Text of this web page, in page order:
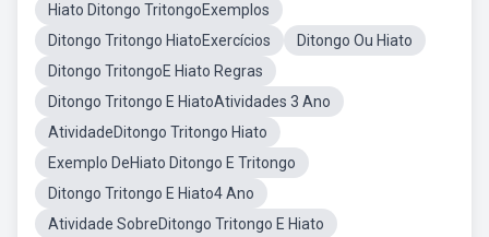
Hiato Ditongo TritongoExemplos
Ditongo Tritongo HiatoExercícios
Ditongo Ou Hiato
Ditongo TritongoE Hiato Regras
Ditongo Tritongo E HiatoAtividades 3 Ano
AtividadeDitongo Tritongo Hiato
Exemplo DeHiato Ditongo E Tritongo
Ditongo Tritongo E Hiato4 Ano
Atividade SobreDitongo Tritongo E Hiato